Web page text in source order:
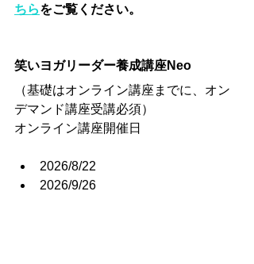
ちらをご覧ください。
笑いヨガリーダー養成講座Neo
（基礎はオンライン講座までに、オン
デマンド講座受講必須）
オンライン講座開催日
2026/8/22
2026/9/26